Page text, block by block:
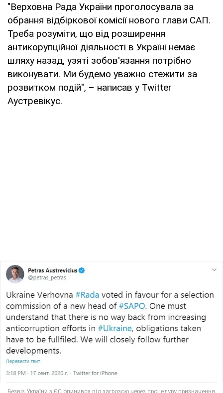
"Верховна Рада України проголосувала за
обрання відбіркової комісії нового глави САП.
Треба розуміти, що від розширення
антикорупційної діяльності в Україні немає
шляху назад, узяті зобов'язання потрібно
виконувати. Ми будемо уважно стежити за
розвитком подій", – написав у Twitter
Аустревікус.